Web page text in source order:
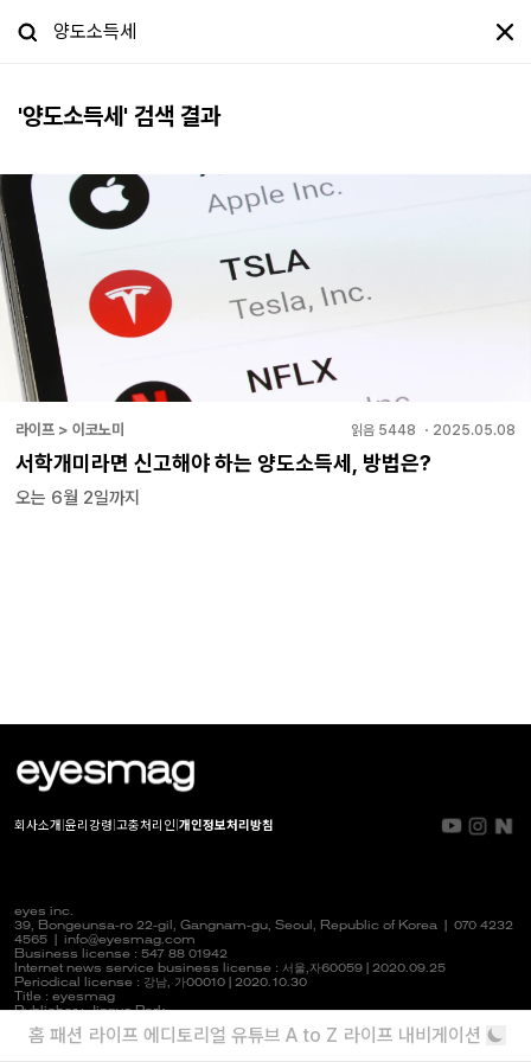
'양도소득세 ' 검색 결과
라이프 > 이코노미 읽음 5448 ・ 2025.05.08
서학개미라면 신고해야 하는 양도소득세, 방법은?
오는 6월 2일까지
회사소개 윤리강령 고충처리인 개인정보처리방침
eyes inc.
39, Bongeunsa-ro 22-gil, Gangnam-gu, Seoul, Republic of Korea | 070 4232
4565
info@eyesmag.com
Business license : 547 88 01942
Internet news service business license : 서울,자60059 | 2020.09.25
Periodical license : 강남, 가00010 | 2020.10.30
Title : eyesmag
Publisher : Jinpyo Park
News manager & Editorial officer : Youlim Heo
홈 패션 라이프 에디토리얼 유튜브 A to Z 라이프 내비게이션